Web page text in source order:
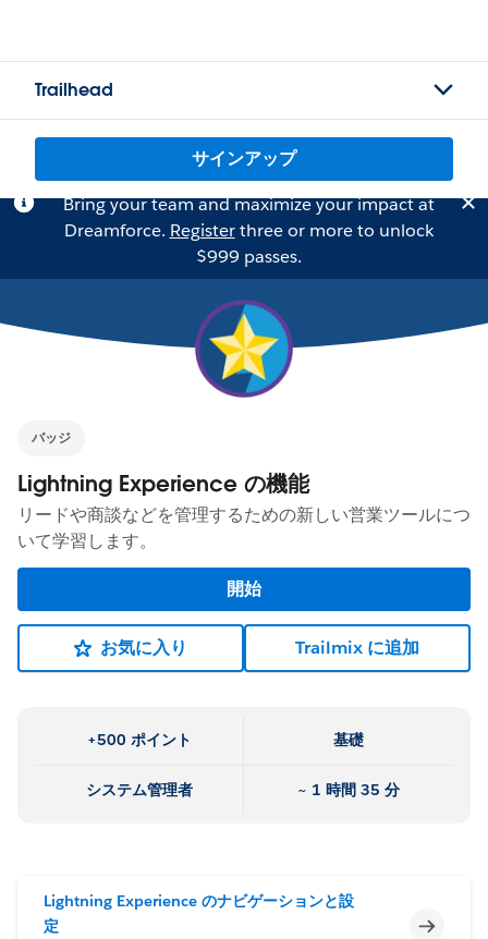
Trailhead
サインアップ
Bring your team and maximize your impact at
Dreamforce. Registerthree or more to unlock
$999 passes.
バッジ
Lightning Experience の機能
リードや商談などを管理するための新しい営業ツールにつ
いて学習します。
開始
お気に入り Trailmix に追加
+500 ポイント 基礎
システム管理者 ~ 1 時間 35 分
Lightning Experience のナビゲーションと設
定
未完了